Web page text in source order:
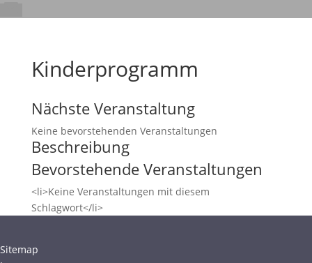
Kinderprogramm
Nächste Veranstaltung
Keine bevorstehenden Veranstaltungen
Beschreibung
Bevorstehende Veranstaltungen
<li>Keine Veranstaltungen mit diesem
Schlagwort</li>
Sitemap